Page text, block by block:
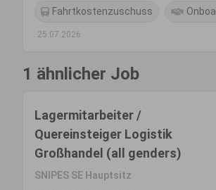
Fahrtkostenzuschuss
25.07.2026
1 ähnlicher Job
Lagermitarbeiter /
Quereinsteiger Logistik
Großhandel (all genders)
SNIPES SE Hauptsitz